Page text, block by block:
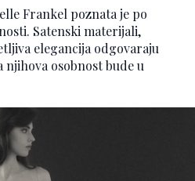
Frankel poznata je po
Satenski materijali,
elegancija odgovaraju
njihova osobnost bude u